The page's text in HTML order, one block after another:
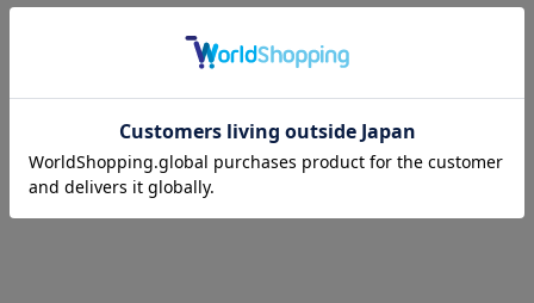
1/1 ページ全2件
1